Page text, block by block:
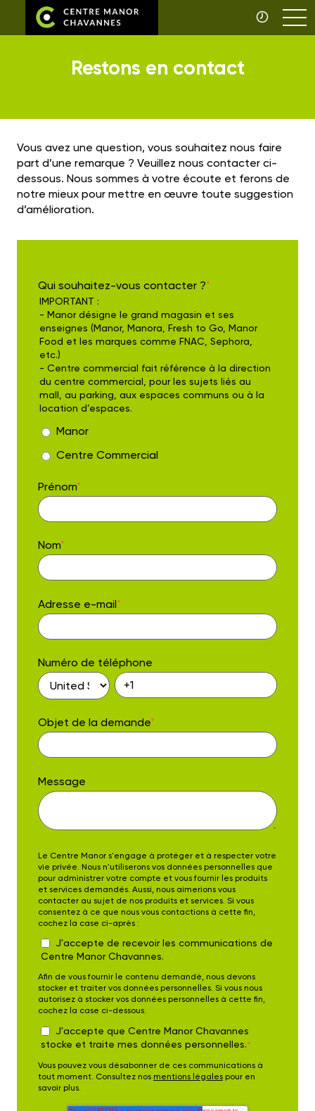
Restons en contact
Vous avez une question, vous souhaitez nous faire
part d’une remarque ? Veuillez nous contacter ci-
dessous. Nous sommes à votre écoute et ferons de
notre mieux pour mettre en œuvre toute suggestion
d’amélioration.
Qui souhaitez-vous contacter ?*
IMPORTANT :
- Manor désigne le grand magasin et ses
enseignes (Manor, Manora, Fresh to Go, Manor
Food et les marques comme FNAC, Sephora,
etc.)
- Centre commercial fait référence à la direction
du centre commercial, pour les sujets liés au
mall, au parking, aux espaces communs ou à la
location d’espaces.
Manor
Centre Commercial
Prénom*
Nom*
Adresse e-mail*
Numéro de téléphone
Objet de la demande*
Message
Le Centre Manor s'engage à protéger et à respecter votre
vie privée. Nous n'utiliserons vos données personnelles que
pour administrer votre compte et vous fournir les produits
et services demandés. Aussi, nous aimerions vous
contacter au sujet de nos produits et services. Si vous
consentez à ce que nous vous contactions à cette fin,
cochez la case ci-après :
J'accepte de recevoir les communications de
Centre Manor Chavannes.
Afin de vous fournir le contenu demandé, nous devons
stocker et traiter vos données personnelles. Si vous nous
autorisez à stocker vos données personnelles à cette fin,
cochez la case ci-dessous.
J'accepte que Centre Manor Chavannes
stocke et traite mes données personnelles.*
Vous pouvez vous désabonner de ces communications à
tout moment. Consultez nos mentions légales pour en
savoir plus.